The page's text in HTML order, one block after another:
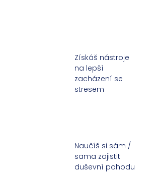
Získáš nástroje
na lepší
zacházení se
stresem
Naučíš si sám /
sama zajistit
duševní pohodu